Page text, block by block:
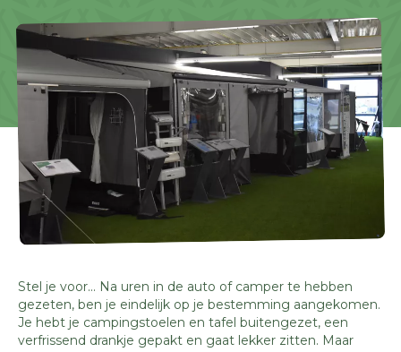
Stel je voor... Na uren in de auto of camper te hebben
gezeten, ben je eindelijk op je bestemming aangekomen.
Je hebt je campingstoelen en tafel buitengezet, een
verfrissend drankje gepakt en gaat lekker zitten. Maar